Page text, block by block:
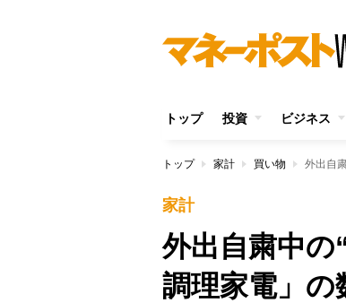
トップ 投資 ビジネス
トップ 家計 買い物 外出自
家計
外出自粛中の
調理家電」の